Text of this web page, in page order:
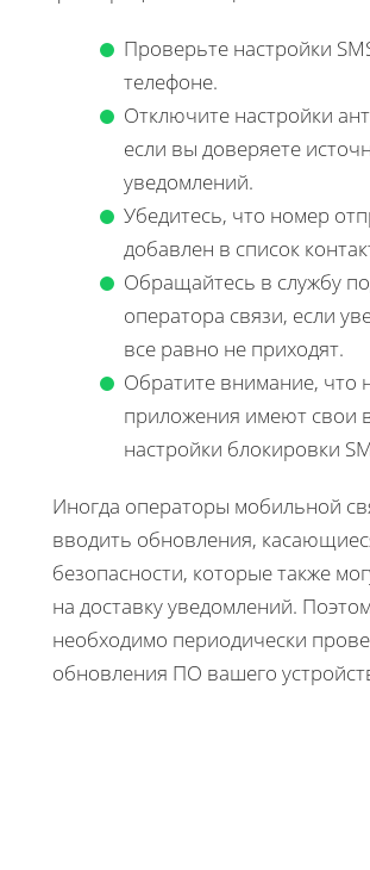
Проверьте настройки
телефоне.
Отключите настройки
если вы доверяете
уведомлений.
Убедитесь, что номер
добавлен в список
Обращайтесь в службу
оператора связи, если
все равно не приходят.
Обратите внимание, что
приложения имеют свои
настройки блокировки
Иногда операторы мобильной
вводить обновления,
безопасности, которые также
на доставку уведомлений.
необходимо периодически
обновления ПО вашего